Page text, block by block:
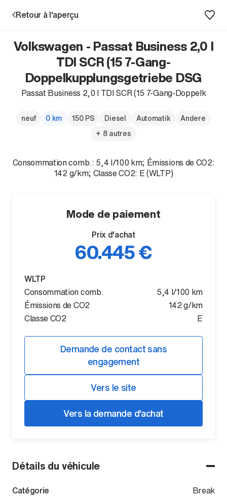
Prestations
Succursales
Recherche d'un véhicule
Retour à l'aperçu
Détails du véhicule
Catégorie
Break
Volkswagen - Passat Business 2,0 l
TDI SCR (15 7-Gang-
Doppelkupplungsgetriebe DSG
Passat Business 2,0 l TDI SCR (15 7-Gang-Doppelk
neuf 0 km 150 PS Diesel Automatik
Andere
+ 8 autres
Consommation comb.: 5,4 l/100 km; Émissions de CO2:
142 g/km; Classe CO2: E (WLTP)
Mode de paiement
Prix d'achat
60.445 €
WLTP
Consommation comb.
5,4 l/100 km
Émissions de CO2
142 g/km
Classe CO2
E
Demande de contact sans
engagement
Vers le site
Vers la demande d'achat